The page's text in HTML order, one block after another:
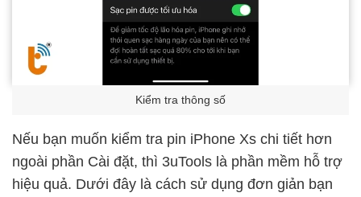
Kiểm tra thông số
Nếu bạn muốn kiểm tra pin iPhone Xs chi tiết hơn
ngoài phần Cài đặt, thì 3uTools là phần mềm hỗ trợ
hiệu quả. Dưới đây là cách sử dụng đơn giản bạn